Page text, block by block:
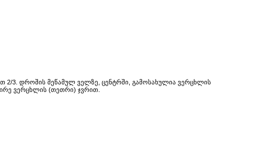
3. დროშის მეწამულ ველზე, ცენტრში, გამოსახულია ვერცხლის
ვერცხლის (თეთრი) ჯვრით.